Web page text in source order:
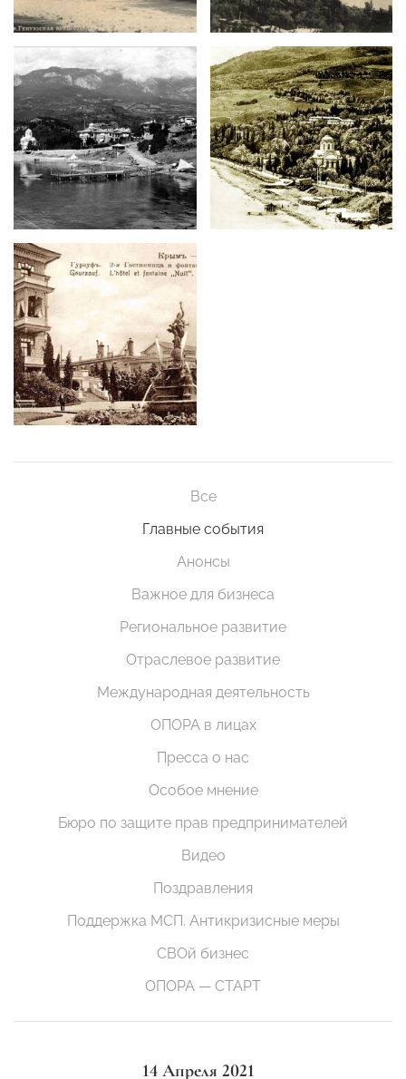
Все
Главные события
Анонсы
Важное для бизнеса
Региональное развитие
Отраслевое развитие
Международная деятельность
ОПОРА в лицах
Пресса о нас
Особое мнение
Бюро по защите прав предпринимателей
Видео
Поздравления
Поддержка МСП. Антикризисные меры
СВОй бизнес
ОПОРА — СТАРТ
14 Апреля 2021